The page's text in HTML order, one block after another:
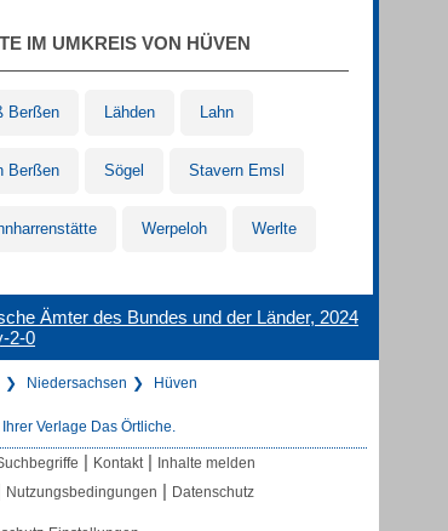
IM UMKREIS VON HÜVEN
Berßen Lähden Lahn
Berßen Sögel Stavern Emsl
Werpeloh Werlte
Ämter des Bundes und der Länder, 2024
2-0
Niedersachsen Hüven
Verlage Das Örtliche.
| Kontakt | Inhalte melden
Nutzungsbedingungen | Datenschutz